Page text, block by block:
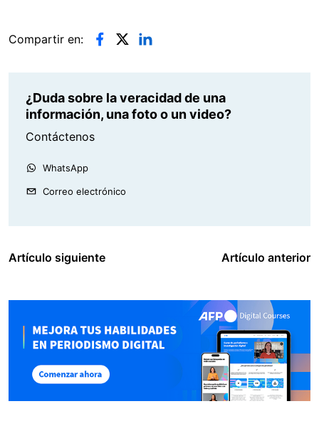
Compartir en:
¿Duda sobre la veracidad de una
información, una foto o un video?
Contáctenos
WhatsApp
Correo electrónico
Artículo siguiente Artículo anterior